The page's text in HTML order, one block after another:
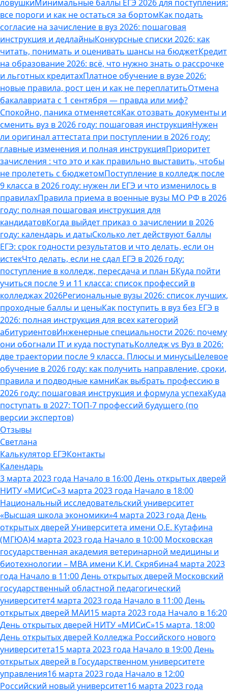
ловушкиМинимальные баллы ЕГЭ 2026 для поступления:
все пороги и как не остаться за бортомКак подать
согласие на зачисление в вуз 2026: пошаговая
инструкция и дедлайныКонкурсные списки 2026: как
читать, понимать и оценивать шансы на бюджетКредит
на образование 2026: всё, что нужно знать о рассрочке
и льготных кредитахПлатное обучение в вузе 2026:
новые правила, рост цен и как не переплатитьОтмена
бакалавриата с 1 сентября — правда или миф?
Спокойно, паника отменяетсяКак отозвать документы и
сменить вуз в 2026 году: пошаговая инструкцияНужен
ли оригинал аттестата при поступлении в 2026 году:
главные изменения и полная инструкцияПриоритет
зачисления : что это и как правильно выставить, чтобы
не пролететь с бюджетомПоступление в колледж после
9 класса в 2026 году: нужен ли ЕГЭ и что изменилось в
правилахПравила приема в военные вузы МО РФ в 2026
году: полная пошаговая инструкция для
кандидатовКогда выйдет приказ о зачислении в 2026
году: календарь и датыСколько лет действуют баллы
ЕГЭ: срок годности результатов и что делать, если он
истекЧто делать, если не сдал ЕГЭ в 2026 году:
поступление в колледж, пересдача и план БКуда пойти
учиться после 9 и 11 класса: список профессий в
колледжах 2026Региональные вузы 2026: список лучших,
проходные баллы и ценыКак поступить в вуз без ЕГЭ в
2026: полная инструкция для всех категорий
абитуриентовИнженерные специальности 2026: почему
они обогнали IT и куда поступатьКолледж vs Вуз в 2026:
две траектории после 9 класса. Плюсы и минусыЦелевое
обучение в 2026 году: как получить направление, сроки,
правила и подводные камниКак выбрать профессию в
2026 году: пошаговая инструкция и формула успехаКуда
поступать в 2027: ТОП-7 профессий будущего (по
версии экспертов)
Отзывы
Светлана
Калькулятор ЕГЭКонтакты
Календарь
3 марта 2023 года Начало в 16:00 День открытых дверей
НИТУ «МИСиС»3 марта 2023 года Начало в 18:00
Национальный исследовательский университет
«Высшая школа экономики»4 марта 2023 года День
открытых дверей Университета имени О.Е. Кутафина
(МГЮА)4 марта 2023 года Начало в 10:00 Московская
государственная академия ветеринарной медицины и
биотехнологии – МВА имени К.И. Скрябина4 марта 2023
года Начало в 11:00 День открытых дверей Московский
государственный областной педагогический
университет4 марта 2023 года Начало в 11:00 День
открытых дверей МАИ15 марта 2023 года Начало в 16:20
День открытых дверей НИТУ «МИСиС»15 марта, 18:00
День открытых дверей Колледжа Российского нового
университета15 марта 2023 года Начало в 19:00 День
открытых дверей в Государственном университете
управления16 марта 2023 года Начало в 12:00
Российский новый университет16 марта 2023 года